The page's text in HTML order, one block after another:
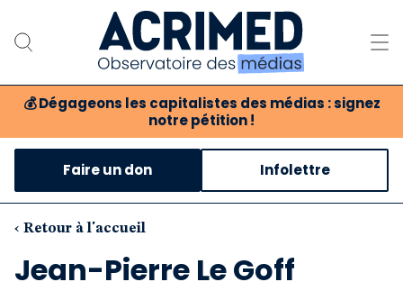
💰 Dégageons les capitalistes des médias : signez
notre pétition !
Notre association
Notre critique des médias
Nos propositions
Notre revue
Faire un don Infolettre
‹ Retour à l'accueil
Jean-Pierre Le Goff